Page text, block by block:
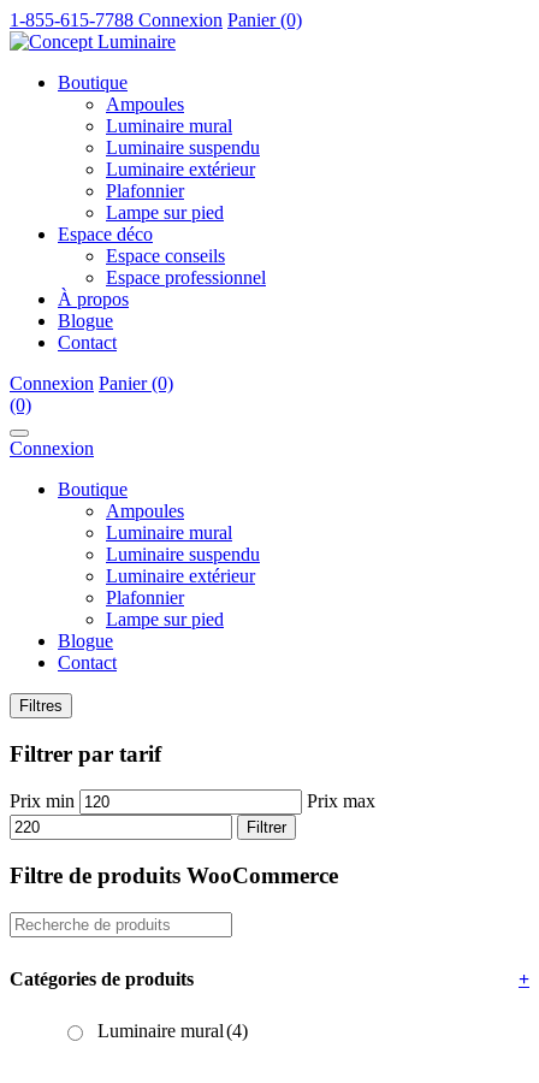
1-855-615-7788 Connexion Panier (0)
Boutique
Ampoules
Luminaire mural
Luminaire suspendu
Luminaire extérieur
Plafonnier
Lampe sur pied
Espace déco
Espace conseils
Espace professionnel
À propos
Blogue
Contact
Connexion Panier (0)
(0)
Connexion
Boutique
Ampoules
Luminaire mural
Luminaire suspendu
Luminaire extérieur
Plafonnier
Lampe sur pied
Blogue
Contact
Filtres
Filtrer par tarif
Prix min Prix max
Filtrer
Filtre de produits WooCommerce
Catégories de produits +
Luminaire mural(4)